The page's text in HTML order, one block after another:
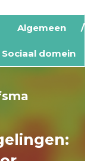
Algemeen
Sociaal domein